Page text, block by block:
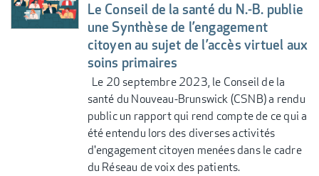
Le Conseil de la santé du N.-B. publie
une Synthèse de l’engagement
citoyen au sujet de l’accès virtuel aux
soins primaires
Le 20 septembre 2023, le Conseil de la
santé du Nouveau-Brunswick (CSNB) a rendu
public un rapport qui rend compte de ce qui a
été entendu lors des diverses activités
d'engagement citoyen menées dans le cadre
du Réseau de voix des patients.